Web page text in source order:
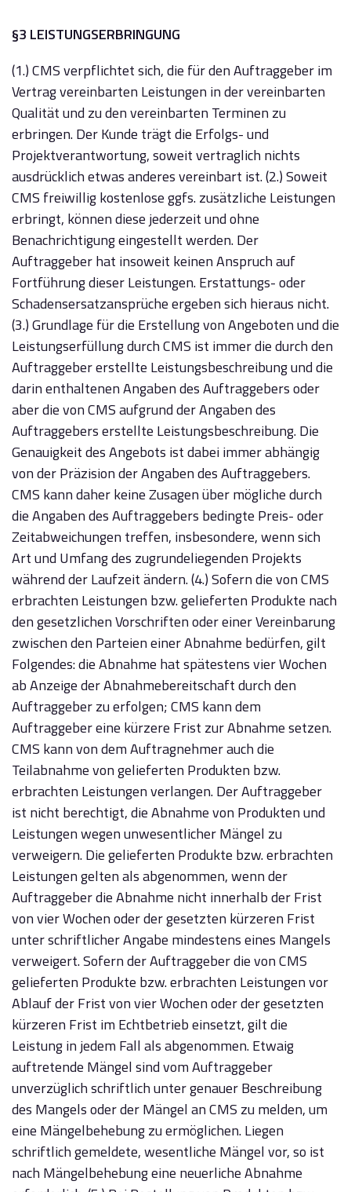
§3 LEISTUNGSERBRINGUNG
(1.) CMS verpflichtet sich, die für den Auftraggeber im
Vertrag vereinbarten Leistungen in der vereinbarten
Qualität und zu den vereinbarten Terminen zu
erbringen. Der Kunde trägt die Erfolgs- und
Projektverantwortung, soweit vertraglich nichts
ausdrücklich etwas anderes vereinbart ist. (2.) Soweit
CMS freiwillig kostenlose ggfs. zusätzliche Leistungen
erbringt, können diese jederzeit und ohne
Benachrichtigung eingestellt werden. Der
Auftraggeber hat insoweit keinen Anspruch auf
Fortführung dieser Leistungen. Erstattungs- oder
Schadensersatzansprüche ergeben sich hieraus nicht.
(3.) Grundlage für die Erstellung von Angeboten und die
Leistungserfüllung durch CMS ist immer die durch den
Auftraggeber erstellte Leistungsbeschreibung und die
darin enthaltenen Angaben des Auftraggebers oder
aber die von CMS aufgrund der Angaben des
Auftraggebers erstellte Leistungsbeschreibung. Die
Genauigkeit des Angebots ist dabei immer abhängig
von der Präzision der Angaben des Auftraggebers.
CMS kann daher keine Zusagen über mögliche durch
die Angaben des Auftraggebers bedingte Preis- oder
Zeitabweichungen treffen, insbesondere, wenn sich
Art und Umfang des zugrundeliegenden Projekts
während der Laufzeit ändern. (4.) Sofern die von CMS
erbrachten Leistungen bzw. gelieferten Produkte nach
den gesetzlichen Vorschriften oder einer Vereinbarung
zwischen den Parteien einer Abnahme bedürfen, gilt
Folgendes: die Abnahme hat spätestens vier Wochen
ab Anzeige der Abnahmebereitschaft durch den
Auftraggeber zu erfolgen; CMS kann dem
Auftraggeber eine kürzere Frist zur Abnahme setzen.
CMS kann von dem Auftragnehmer auch die
Teilabnahme von gelieferten Produkten bzw.
erbrachten Leistungen verlangen. Der Auftraggeber
ist nicht berechtigt, die Abnahme von Produkten und
Leistungen wegen unwesentlicher Mängel zu
verweigern. Die gelieferten Produkte bzw. erbrachten
Leistungen gelten als abgenommen, wenn der
Auftraggeber die Abnahme nicht innerhalb der Frist
von vier Wochen oder der gesetzten kürzeren Frist
unter schriftlicher Angabe mindestens eines Mangels
verweigert. Sofern der Auftraggeber die von CMS
gelieferten Produkte bzw. erbrachten Leistungen vor
Ablauf der Frist von vier Wochen oder der gesetzten
kürzeren Frist im Echtbetrieb einsetzt, gilt die
Leistung in jedem Fall als abgenommen. Etwaig
auftretende Mängel sind vom Auftraggeber
unverzüglich schriftlich unter genauer Beschreibung
des Mangels oder der Mängel an CMS zu melden, um
eine Mängelbehebung zu ermöglichen. Liegen
schriftlich gemeldete, wesentliche Mängel vor, so ist
nach Mängelbehebung eine neuerliche Abnahme